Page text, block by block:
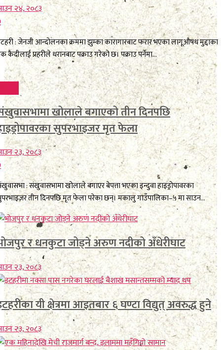
२४, २०८३
: जेनजी आन्दोलनका क्रममा झुम्का कारागारबाट फरार भएका लागूऔषध मुद्दाका
कैदीलाई प्रहरीले धरानबाट पक्राउ गरेको छ। पक्राउ पर्नेमा...
खोलाले बगाएको तीन दिनपछि
सुपरभाइजर मृत फेला
२३, २०८३
: संखुवासभामा खोलाले बगाएर बेपत्ता भएका इन्दुवा हाइड्रोपावरका
तीन दिनपछि मृत फेला परेका छन्। मकालु गाउँपालिका–५ मा साउन...
र धनकुटा जोड्ने अरुण नदीको अँधेरीघाट
२३, २०८३
यी क्षेत्रमा आइतबार ६ घण्टा विद्युत् अवरुद्ध हुने
२३, २०८३